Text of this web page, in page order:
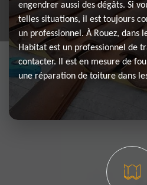
engendrer aussi des dégâts. Si
telles situations, il est toujours
un professionnel. À Rouez, dans
Habitat est un professionnel de
contacter. Il est en mesure de
une réparation de toiture dans